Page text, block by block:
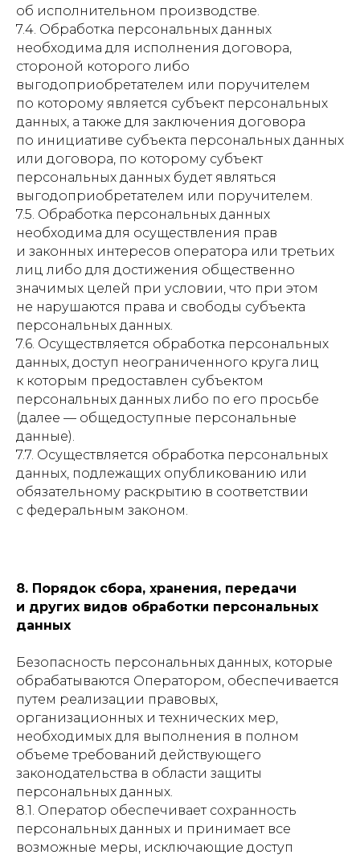
об исполнительном производстве.
7.4. Обработка персональных данных
необходима для исполнения договора,
стороной которого либо
выгодоприобретателем или поручителем
по которому является субъект персональных
данных, а также для заключения договора
по инициативе субъекта персональных данных
или договора, по которому субъект
персональных данных будет являться
выгодоприобретателем или поручителем.
7.5. Обработка персональных данных
необходима для осуществления прав
и законных интересов оператора или третьих
лиц либо для достижения общественно
значимых целей при условии, что при этом
не нарушаются права и свободы субъекта
персональных данных.
7.6. Осуществляется обработка персональных
данных, доступ неограниченного круга лиц
к которым предоставлен субъектом
персональных данных либо по его просьбе
(далее — общедоступные персональные
данные).
7.7. Осуществляется обработка персональных
данных, подлежащих опубликованию или
обязательному раскрытию в соответствии
с федеральным законом.
8. Порядок сбора, хранения, передачи
и других видов обработки персональных
данных
Безопасность персональных данных, которые
обрабатываются Оператором, обеспечивается
путем реализации правовых,
организационных и технических мер,
необходимых для выполнения в полном
объеме требований действующего
законодательства в области защиты
персональных данных.
8.1. Оператор обеспечивает сохранность
персональных данных и принимает все
возможные меры, исключающие доступ